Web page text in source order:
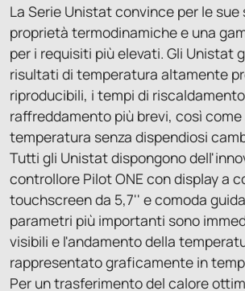
La Serie Unistat convince per le
proprietà termodinamiche e una
per i requisiti più elevati. Gli Unistat
risultati di temperatura altamente
riproducibili, i tempi di
raffreddamento più brevi, così come
temperatura senza dispendiosi
Tutti gli Unistat dispongono
controllore Pilot ONE con display a
touchscreen da 5,7'' e comoda
parametri più importanti sono
visibili e l'andamento della
rappresentato graficamente in
Per un trasferimento del calore